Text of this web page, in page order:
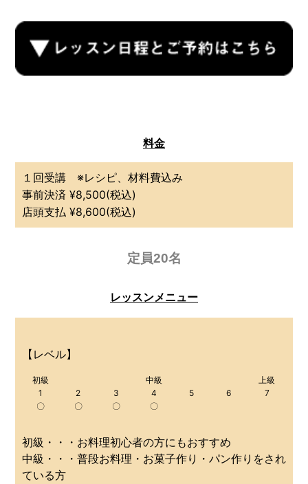
料金
１回受講 ※レシピ、材料費込み
事前決済 ¥8,500(税込)
店頭支払 ¥8,600(税込)
定員20名
レッスンメニュー
【レベル】
初級 中級
上級
1
2 3 4 5 6
7
〇
〇 〇 〇
初級・・・お料理初心者の方にもおすすめ
中級・・・普段お料理・お菓子作り・パン作りをされ
ている方